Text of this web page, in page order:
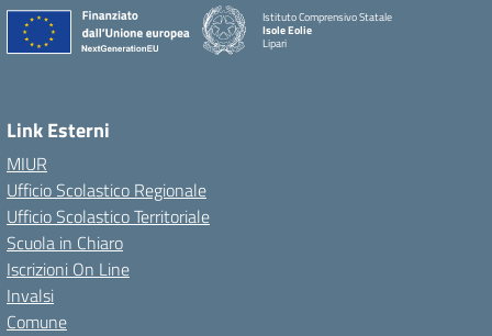
Istituto Comprensivo Statale
Isole Eolie
Lipari
Link Esterni
MIUR
Ufficio Scolastico Regionale
Ufficio Scolastico Territoriale
Scuola in Chiaro
Iscrizioni On Line
Invalsi
Comune